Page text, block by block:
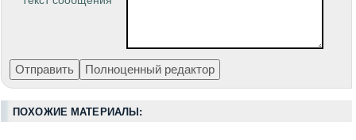
ПОХОЖИЕ МАТЕРИАЛЫ: